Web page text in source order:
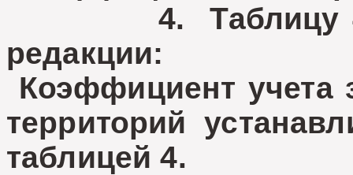
4. Таблицу 4
редакции:
Коэффициент учета
территорий
таблицей 4.